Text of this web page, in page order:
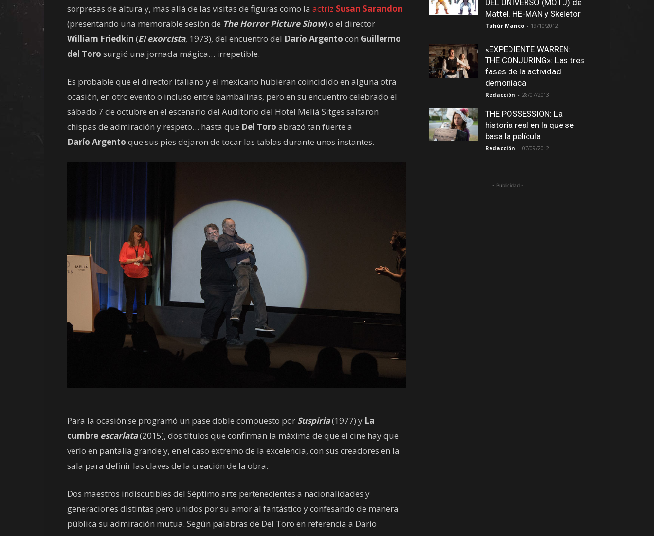
sorpresas de altura y, más allá de las visitas de figuras como la actriz Susan Sarandon
(presentando una memorable sesión de The Horror Picture Show) o el director
William Friedkin (El exorcista, 1973), del encuentro del Darío Argento con Guillermo
del Toro surgió una jornada mágica… irrepetible.
Es probable que el director italiano y el mexicano hubieran coincidido en alguna otra
ocasión, en otro evento o incluso entre bambalinas, pero en su encuentro celebrado el
sábado 7 de octubre en el escenario del Auditorio del Hotel Meliá Sitges saltaron
chispas de admiración y respeto… hasta que Del Toro abrazó tan fuerte a
Darío Argento que sus pies dejaron de tocar las tablas durante unos instantes.
Para la ocasión se programó un pase doble compuesto por Suspiria(1977) y La
cumbre escarlata(2015), dos títulos que confirman la máxima de que el cine hay que
verlo en pantalla grande y, en el caso extremo de la excelencia, con sus creadores en la
sala para definir las claves de la creación de la obra.
Dos maestros indiscutibles del Séptimo arte pertenecientes a nacionalidades y
generaciones distintas pero unidos por su amor al fantástico y confesando de manera
pública su admiración mutua. Según palabras de Del Toro en referencia a Darío
DEL UNIVERSO (MOTU) de
Mattel. HE-MAN y Skeletor
Tahúr Manco - 19/10/2012
«EXPEDIENTE WARREN:
THE CONJURING»: Las tres
fases de la actividad
demoníaca
Redacción - 28/07/2013
THE POSSESSION: La
historia real en la que se
basa la película
Redacción - 07/09/2012
- Publicidad -